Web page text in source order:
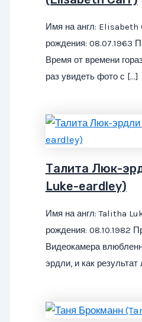
Имя на англ: Elisabeth
рождения: 08.07.1963
Время от времени
раз увидеть фото с […]
Талита Люк-
Luke-eardley)
Имя на англ: Talitha
рождения: 08.10.1982
Видеокамера
эрдли, и как